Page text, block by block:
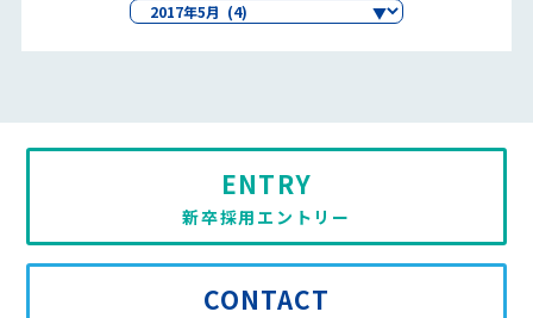
CONTACT
ENTRY
新卒採用エントリー